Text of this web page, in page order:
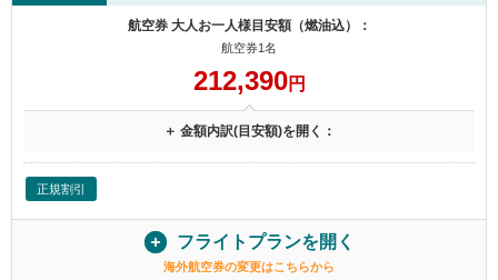
航空券 大人お一人様目安額（燃油込）：
航空券1名
212,390円
＋ 金額内訳(目安額)を開く：
正規割引
フライトプランを開く
海外航空券の変更はこちらから